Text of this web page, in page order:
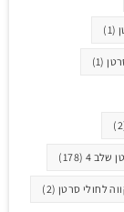
(1)
(1)
שלב 4 (178)
לחולי סרטן(2)